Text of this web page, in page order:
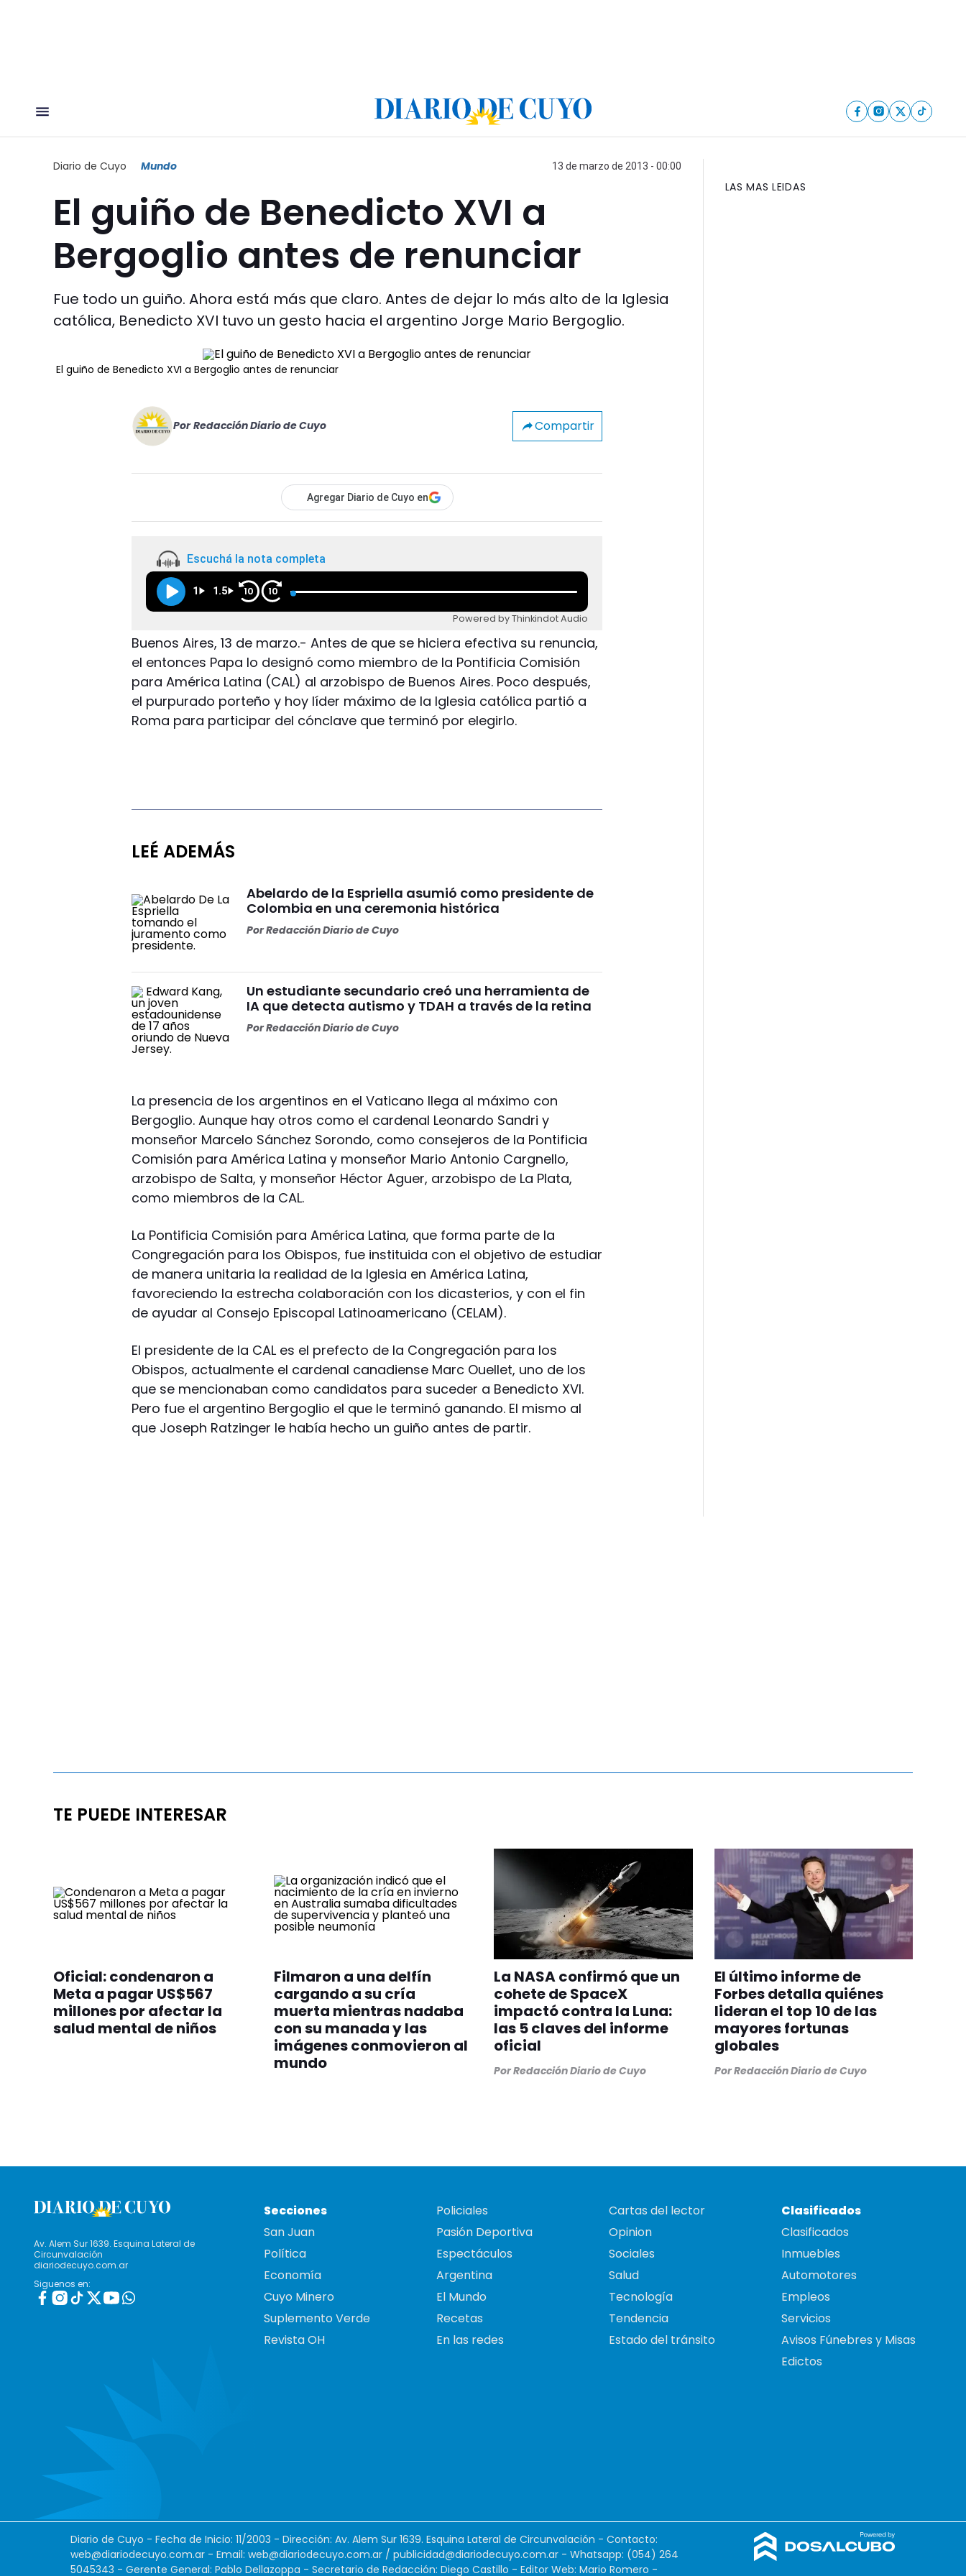
Diario de Cuyo Mundo 13 de marzo de 2013 - 00:00
El guiño de Benedicto XVI a
Bergoglio antes de renunciar
Fue todo un guiño. Ahora está más que claro. Antes de dejar lo más alto de la Iglesia
católica, Benedicto XVI tuvo un gesto hacia el argentino Jorge Mario Bergoglio.
El guiño de Benedicto XVI a Bergoglio antes de renunciar
Por Redacción Diario de Cuyo Compartir
Agregar Diario de Cuyo en
Escuchá la nota completa
1 1.5 10 10
Powered by Thinkindot Audio
Buenos Aires, 13 de marzo.- Antes de que se hiciera efectiva su renuncia,
el entonces Papa lo designó como miembro de la Pontificia Comisión
para América Latina (CAL) al arzobispo de Buenos Aires. Poco después,
el purpurado porteño y hoy líder máximo de la Iglesia católica partió a
Roma para participar del cónclave que terminó por elegirlo.
LEÉ ADEMÁS
Abelardo de la Espriella asumió como presidente de
Colombia en una ceremonia histórica
PorRedacción Diario de Cuyo
Un estudiante secundario creó una herramienta de
IA que detecta autismo y TDAH a través de la retina
PorRedacción Diario de Cuyo
La presencia de los argentinos en el Vaticano llega al máximo con
Bergoglio. Aunque hay otros como el cardenal Leonardo Sandri y
monseñor Marcelo Sánchez Sorondo, como consejeros de la Pontificia
Comisión para América Latina y monseñor Mario Antonio Cargnello,
arzobispo de Salta, y monseñor Héctor Aguer, arzobispo de La Plata,
como miembros de la CAL.
La Pontificia Comisión para América Latina, que forma parte de la
Congregación para los Obispos, fue instituida con el objetivo de estudiar
de manera unitaria la realidad de la Iglesia en América Latina,
favoreciendo la estrecha colaboración con los dicasterios, y con el fin
de ayudar al Consejo Episcopal Latinoamericano (CELAM).
El presidente de la CAL es el prefecto de la Congregación para los
Obispos, actualmente el cardenal canadiense Marc Ouellet, uno de los
que se mencionaban como candidatos para suceder a Benedicto XVI.
Pero fue el argentino Bergoglio el que le terminó ganando. El mismo al
que Joseph Ratzinger le había hecho un guiño antes de partir.
LAS MAS LEIDAS
TE PUEDE INTERESAR
Oficial: condenaron a
Meta a pagar US$567
millones por afectar la
salud mental de niños
Filmaron a una delfín
cargando a su cría
muerta mientras nadaba
con su manada y las
imágenes conmovieron al
mundo
La NASA confirmó que un
cohete de SpaceX
impactó contra la Luna:
las 5 claves del informe
oficial
PorRedacción Diario de Cuyo
El último informe de
Forbes detalla quiénes
lideran el top 10 de las
mayores fortunas
globales
PorRedacción Diario de Cuyo
Av. Alem Sur 1639. Esquina Lateral de
Circunvalación
diariodecuyo.com.ar
Siguenos en:
Secciones
San Juan
Política
Economía
Cuyo Minero
Suplemento Verde
Revista OH
Policiales
Pasión Deportiva
Espectáculos
Argentina
El Mundo
Recetas
En las redes
Cartas del lector
Opinion
Sociales
Salud
Tecnología
Tendencia
Estado del tránsito
Clasificados
Clasificados
Inmuebles
Automotores
Empleos
Servicios
Avisos Fúnebres y Misas
Edictos
Diario de Cuyo - Fecha de Inicio: 11/2003 - Dirección: Av. Alem Sur 1639. Esquina Lateral de Circunvalación - Contacto:
web@diariodecuyo.com.ar - Email: web@diariodecuyo.com.ar / publicidad@diariodecuyo.com.ar - Whatsapp: (054) 264
5045343 - Gerente General: Pablo Dellazoppa - Secretario de Redacción: Diego Castillo - Editor Web: Mario Romero -